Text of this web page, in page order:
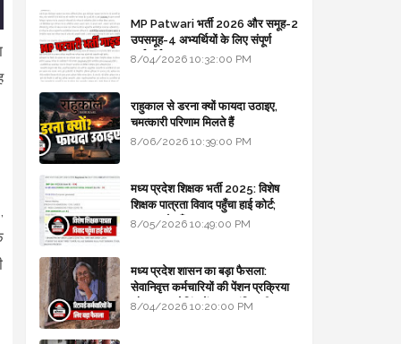
MP Patwari भर्ती 2026 और समूह-2
उपसमूह-4 अभ्यर्थियों के लिए संपूर्ण
मार्गदर्शिका
8/04/2026 10:32:00 PM
राहुकाल से डरना क्यों फायदा उठाइए,
चमत्कारी परिणाम मिलते हैं
8/06/2026 10:39:00 PM
मध्य प्रदेश शिक्षक भर्ती 2025: विशेष
शिक्षक पात्रता विवाद पहुँचा हाई कोर्ट;
सरकार से माँगा जवाब
8/05/2026 10:49:00 PM
मध्य प्रदेश शासन का बड़ा फैसला:
सेवानिवृत्त कर्मचारियों की पेंशन प्रक्रिया
और बजट कोडिंग में हुए क्रांतिकारी
8/04/2026 10:20:00 PM